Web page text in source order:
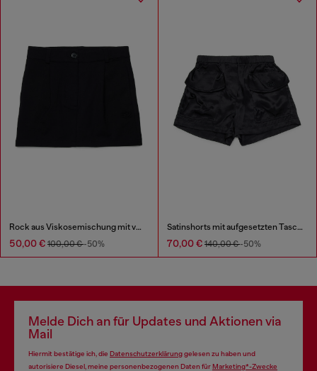
Rock aus Viskosemischung mit vorderen Abnähern
50,00 € 100,00 €-50%
Satinshorts mit aufgesetzten Taschen
70,00 € 140,00 €-50%
Melde Dich an für Updates und Aktionen via
Mail
Hiermit bestätige ich, die Datenschutzerklärunggelesen zu haben und
autorisiere Diesel, meine personenbezogenen Daten fürMarketing*-Zwecke